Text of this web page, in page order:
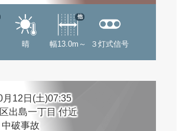
晴 幅13.0m～
他
３灯式信号
月12日(土)07:35
出島一丁目 付近
破事故